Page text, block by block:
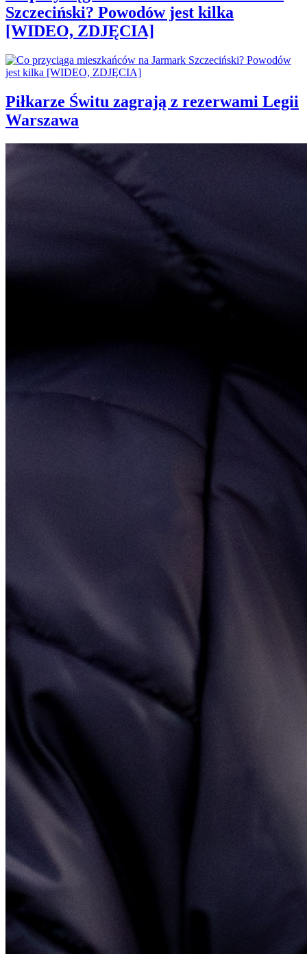
Szczeciński? Powodów jest kilka
[WIDEO, ZDJĘCIA]
Piłkarze Świtu zagrają z rezerwami Legii
Warszawa